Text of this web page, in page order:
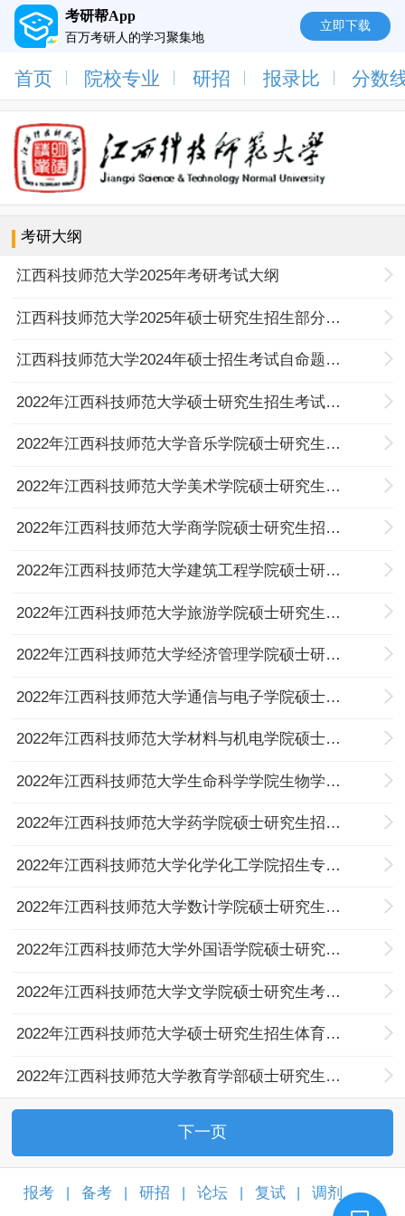
考研帮App
百万考研人的学习聚集地
立即下载
首页 院校专业 研招 报录比 分数
考研大纲
江西科技师范大学2025年考研考试大纲
江西科技师范大学2025年硕士研究生招生部分专业初试科目调整
江西科技师范大学2024年硕士招生考试自命题科目考试大纲
2022年江西科技师范大学硕士研究生招生考试自命题科目考试大纲
2022年江西科技师范大学音乐学院硕士研究生考试大纲
2022年江西科技师范大学美术学院硕士研究生招生考试大纲
2022年江西科技师范大学商学院硕士研究生招生考试大纲
2022年江西科技师范大学建筑工程学院硕士研究生招生考试大纲
2022年江西科技师范大学旅游学院硕士研究生招生考试大纲
2022年江西科技师范大学经济管理学院硕士研究生招生专业考试大纲
2022年江西科技师范大学通信与电子学院硕士研究生招生考试大纲
2022年江西科技师范大学材料与机电学院硕士招生考试大纲
2022年江西科技师范大学生命科学学院生物学（071000）硕士研究生招生考试大纲
2022年江西科技师范大学药学院硕士研究生招生考试大纲
2022年江西科技师范大学化学化工学院招生专业及考试大大纲
2022年江西科技师范大学数计学院硕士研究生招生专业课考试大纲
2022年江西科技师范大学外国语学院硕士研究生考试大纲
2022年江西科技师范大学文学院硕士研究生考试大纲
2022年江西科技师范大学硕士研究生招生体育教育训练学专业考试大纲
2022年江西科技师范大学教育学部硕士研究生招生考试自命题科目考试大纲
下一页
报考 备考 研招 论坛 复试 调剂